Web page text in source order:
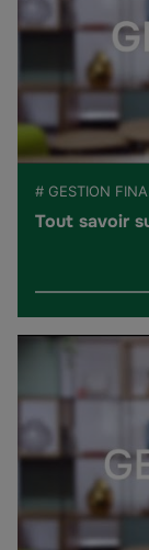
# GESTION
Tout savoir